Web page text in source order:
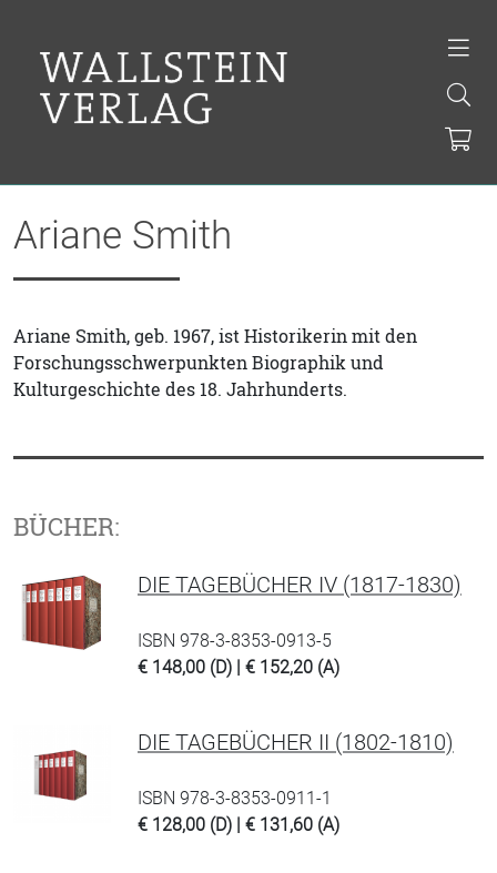
Ariane Smith
Ariane Smith, geb. 1967, ist Historikerin mit den
Forschungsschwerpunkten Biographik und
Kulturgeschichte des 18. Jahrhunderts.
BÜCHER:
DIE TAGEBÜCHER IV (1817-1830)
ISBN 978-3-8353-0913-5
€ 148,00 (D) | € 152,20 (A)
DIE TAGEBÜCHER II (1802-1810)
ISBN 978-3-8353-0911-1
€ 128,00 (D) | € 131,60 (A)